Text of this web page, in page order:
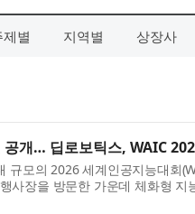
제별 지역별 상장사
개… 딥로보틱스, WAIC
규모의 2026 세계인공지능대회
사장을 방문한 가운데 체화형 지